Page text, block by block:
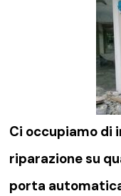
Ci occupiamo di
riparazione su
porta